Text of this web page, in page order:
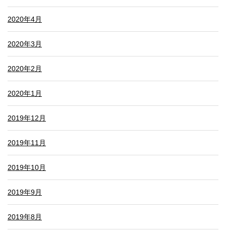
2020年4月
2020年3月
2020年2月
2020年1月
2019年12月
2019年11月
2019年10月
2019年9月
2019年8月